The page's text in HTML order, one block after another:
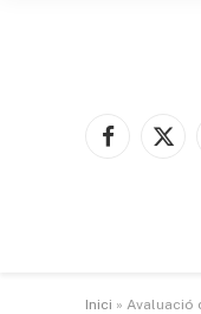
Facebook
X
Inici » Avaluació